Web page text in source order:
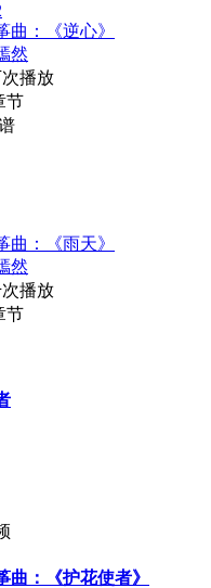
曲：《逆心》
然
次播放
节
曲：《雨天》
然
播放
节
曲：《护花使者》